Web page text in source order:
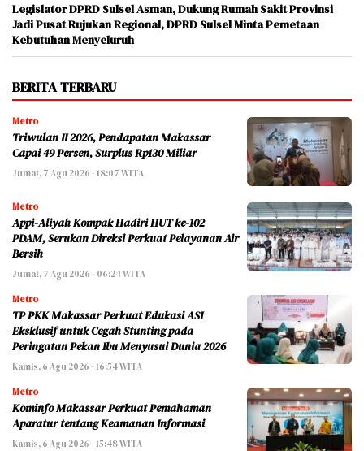
Legislator DPRD Sulsel Asman, Dukung Rumah Sakit Provinsi
Jadi Pusat Rujukan Regional, DPRD Sulsel Minta Pemetaan
Kebutuhan Menyeluruh
BERITA TERBARU
Metro
Triwulan II 2026, Pendapatan Makassar
Capai 49 Persen, Surplus Rp130 Miliar
Jumat, 7 Agu 2026 - 18:07 WITA
Metro
Appi-Aliyah Kompak Hadiri HUT ke-102
PDAM, Serukan Direksi Perkuat Pelayanan Air
Bersih
Jumat, 7 Agu 2026 - 06:24 WITA
Metro
TP PKK Makassar Perkuat Edukasi ASI
Eksklusif untuk Cegah Stunting pada
Peringatan Pekan Ibu Menyusui Dunia 2026
Kamis, 6 Agu 2026 - 16:54 WITA
Metro
Kominfo Makassar Perkuat Pemahaman
Aparatur tentang Keamanan Informasi
Kamis, 6 Agu 2026 - 15:48 WITA